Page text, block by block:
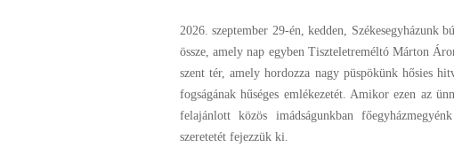
2026. szeptember 29-én, kedden, Székesegyházunk
össze, amely nap egyben Tiszteletreméltó Márton
szent tér, amely hordozza nagy püspökünk hősies
fogságának hűséges emlékezetét. Amikor ezen az
felajánlott közös imádságunkban
szeretetét fejezzük ki.